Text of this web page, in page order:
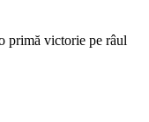
primă victorie pe râul